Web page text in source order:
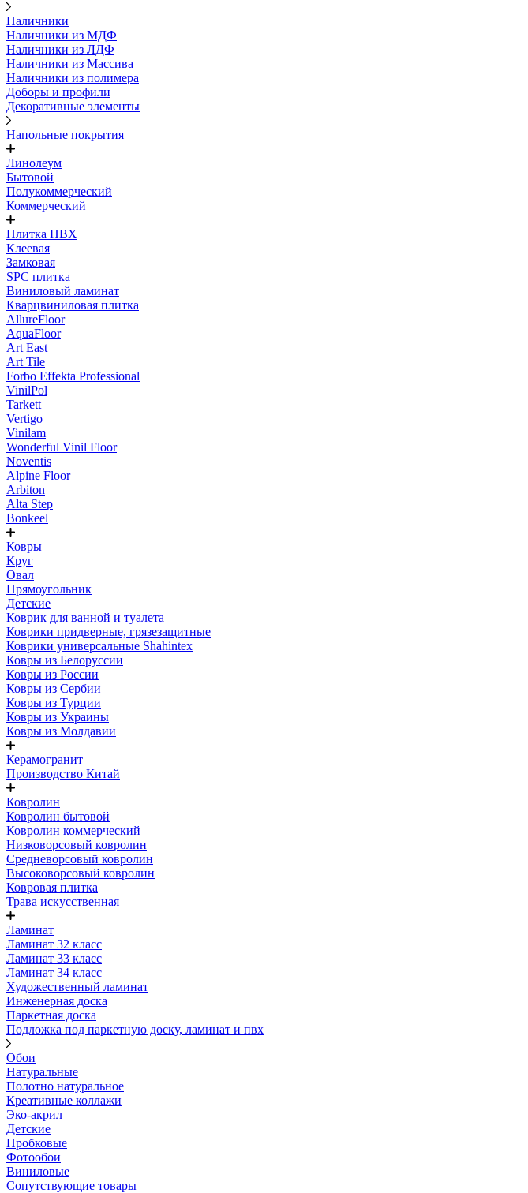
Наличники
Наличники из МДФ
Наличники из ЛДФ
Наличники из Массива
Наличники из полимера
Доборы и профили
Декоративные элементы
Напольные покрытия
Линолеум
Бытовой
Полукоммерческий
Коммерческий
Плитка ПВХ
Клеевая
Замковая
SPC плитка
Виниловый ламинат
Кварцвиниловая плитка
AllureFloor
AquaFloor
Art East
Art Tile
Forbo Effekta Professional
VinilPol
Tarkett
Vertigo
Vinilam
Wonderful Vinil Floor
Noventis
Alpine Floor
Arbiton
Alta Step
Bonkeel
Ковры
Круг
Овал
Прямоугольник
Детские
Коврик для ванной и туалета
Коврики придверные, грязезащитные
Коврики универсальные Shahintex
Ковры из Белоруссии
Ковры из России
Ковры из Сербии
Ковры из Турции
Ковры из Украины
Ковры из Молдавии
Керамогранит
Производство Китай
Ковролин
Ковролин бытовой
Ковролин коммерческий
Низковорсовый ковролин
Средневорсовый ковролин
Высоковорсовый ковролин
Ковровая плитка
Трава искусственная
Ламинат
Ламинат 32 класс
Ламинат 33 класс
Ламинат 34 класс
Художественный ламинат
Инженерная доска
Паркетная доска
Подложка под паркетную доску, ламинат и пвх
Обои
Натуральные
Полотно натуральное
Креативные коллажи
Эко-акрил
Детские
Пробковые
Фотообои
Виниловые
Сопутствующие товары